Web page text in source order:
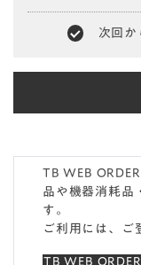
次回か
TB WEB
品や機器消耗品
す。
ご利用には、ご
TB WEB